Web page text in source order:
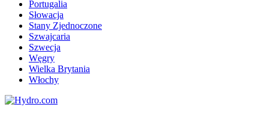
Portugalia
Słowacja
Stany Zjednoczone
Szwajcaria
Szwecja
Węgry
Wielka Brytania
Włochy